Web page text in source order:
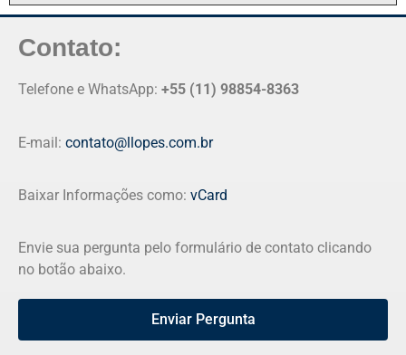
Contato:
Telefone e WhatsApp: +55 (11) 98854-8363
E-mail: contato@llopes.com.br
Baixar Informações como: vCard
Envie sua pergunta pelo formulário de contato clicando
no botão abaixo.
Enviar Pergunta